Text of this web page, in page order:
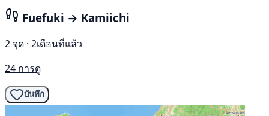
Fuefuki → Kamiichi
2 จุด · 2เดือนที่แล้ว
24 การดู
บันทึก